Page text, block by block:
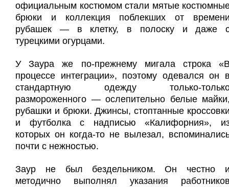
официальным костюмом стали мятые
брюки и коллекция поблекших от
рубашек — в клетку, в полоску и даже
турецкими огурцами.
У Заура же по-прежнему мигала строка
процессе интеграции», поэтому одевался он
стандартную одежду только-
размороженного — ослепительно белые
рубашки и брюки. Джинсы, стоптанные
и футболка с надписью «Калифорния»,
которых он когда-то не вылезал,
почти с нежностью.
Заур не был бездельником. Он честно
методично выполнял указания